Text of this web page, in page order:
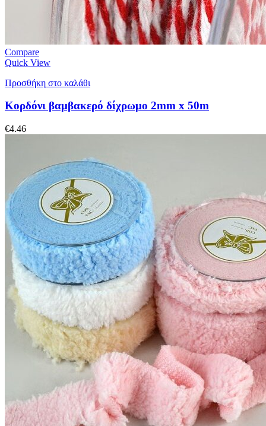
Compare
Quick View
Προσθήκη στο καλάθι
Κορδόνι βαμβακερό δίχρωμο 2mm x 50m
€4.46